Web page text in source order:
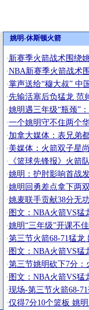
姚明-休斯顿火箭
·新赛季火箭战术围绕
·NBA新赛季火箭战术
·掌声送给“穆大叔” 中
·先输活塞后负猛龙 范
·姚明遇三年级“瓶颈”
·一个姚明守不住两个
·加拿大媒体：表兄弟
·美媒体：火箭双子星
· 《篮球先锋报》火箭
·姚明：护肘影响首战
·姚明回勇差点拿下两
·姚麦联手贡献38分无
·图文：NBA火箭VS猛
·姚明“三年级”开课不
·第三节火箭68-71猛龙
·图文：NBA火箭VS猛
·第三节姚明砍下7分
·图文：NBA火箭VS猛
·现场-第三节火箭68-
·仅得7分10个篮板 姚